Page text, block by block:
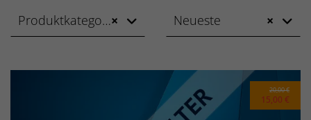
×
Produktkategorie ×
Neueste
20,00 €
15,00 €